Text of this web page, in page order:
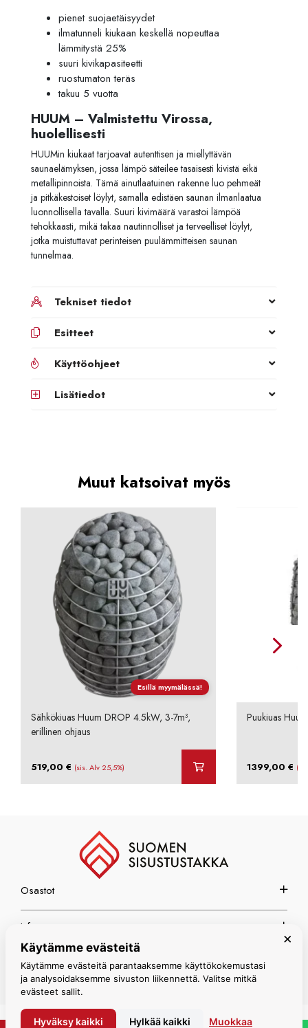
pienet suojaetäisyydet
ilmatunneli kiukaan keskellä nopeuttaa
lämmitystä 25%
suuri kivikapasiteetti
ruostumaton teräs
takuu 5 vuotta
HUUM – Valmistettu Virossa,
huolellisesti
HUUMin kiukaat tarjoavat autenttisen ja miellyttävän
saunaelämyksen, jossa lämpö säteilee tasaisesti kivistä eikä
metallipinnoista. Tämä ainutlaatuinen rakenne luo pehmeät
ja pitkäkestoiset löylyt, samalla edistäen saunan ilmanlaatua
luonnollisella tavalla. Suuri kivimäärä varastoi lämpöä
tehokkaasti, mikä takaa nautinnolliset ja terveelliset löylyt,
jotka muistuttavat perinteisen puulämmitteisen saunan
tunnelmaa.
Tekniset tiedot
Esitteet
Käyttöohjeet
Lisätiedot
Muut katsoivat myös
Esillä myymälässä!
Sähkökiuas Huum DROP 4.5kW, 3-7m³,
erillinen ohjaus
519,00€ (sis. Alv 25,5%)
Puukiuas
1399,00 €
Osastot
Info
Espoon myymälä
×
Käytämme evästeitä
Käytämme evästeitä parantaaksemme käyttökokemustasi
ja analysoidaksemme sivuston liikennettä. Valitse mitkä
evästeet sallit.
Hyväksy kaikki Hylkää kaikki Muokkaa